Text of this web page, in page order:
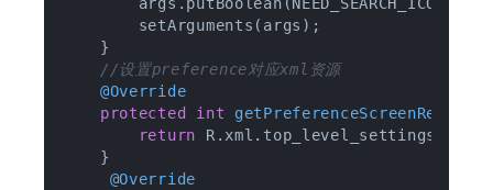
        setArguments(args);
    }
//设置preference对应xml资源
@Override
protected
int getPreferenceScreenResId
return R.xml.top_level_settings;
    }
@Override